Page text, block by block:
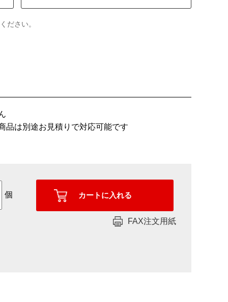
ださい。
品は別途お見積りで対応可能です
個
FAX注文用紙